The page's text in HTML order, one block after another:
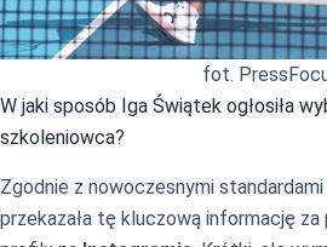
fot.
W jaki sposób Iga Świątek ogłosiła
szkoleniowca?
Zgodnie z nowoczesnymi standardami
przekazała tę kluczową informację